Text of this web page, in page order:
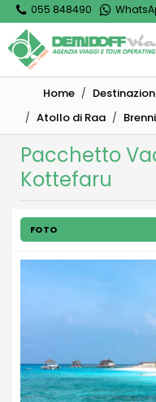
055 848490
Home
Atollo di Raa
Pacchetto
Kottefaru
FOTO